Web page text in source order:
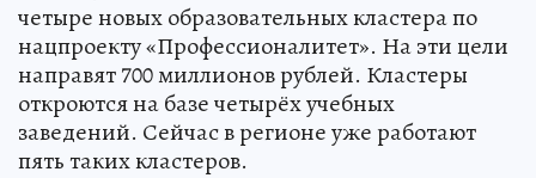
четыре новых образовательных кластера по
нацпроекту «Профессионалитет». На эти цели
направят 700 миллионов рублей. Кластеры
откроются на базе четырёх учебных
заведений. Сейчас в регионе уже работают
пять таких кластеров.